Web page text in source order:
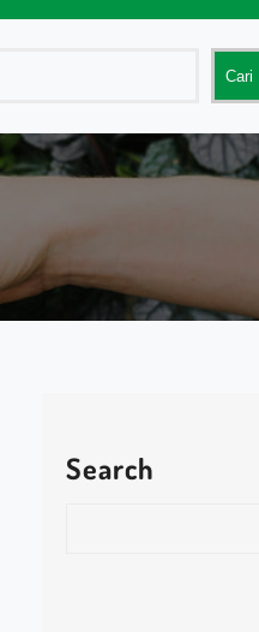
Cari
Search